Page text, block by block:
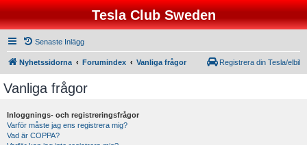
Tesla Club Sweden
Senaste Inlägg
Nyhetssidorna Forumindex Vanliga frågor Registrera din Tesla/elbil
Vanliga frågor
Inloggnings- och registreringsfrågor
Varför måste jag ens registrera mig?
Vad är COPPA?